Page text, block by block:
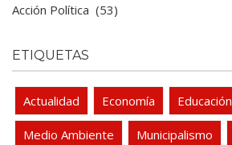
Acción Política (53)
ETIQUETAS
Actualidad Economía Educación
Medio Ambiente Municipalismo